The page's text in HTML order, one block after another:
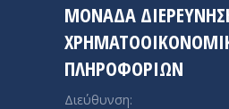
ΜΟΝΑΔΑ
ΠΛΗΡΟΦΟΡΙΩΝ
Διεύθυνση: